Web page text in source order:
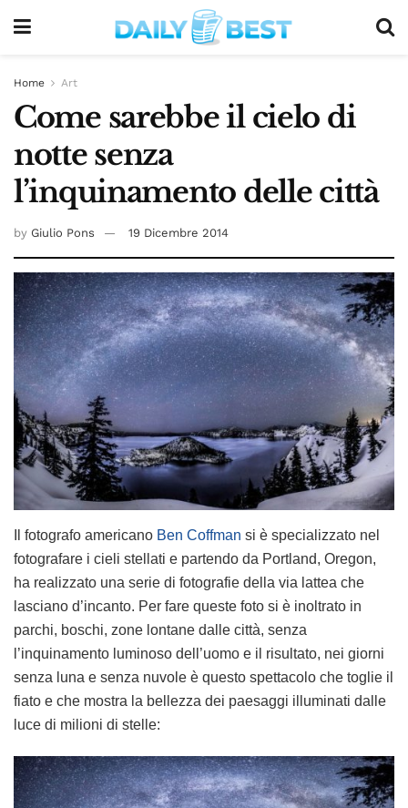
Home Art
Come sarebbe il cielo di
notte senza
l’inquinamento delle città
by Giulio Pons 19 Dicembre 2014
Il fotografo americano Ben Coffman si è specializzato nel
fotografare i cieli stellati e partendo da Portland, Oregon,
ha realizzato una serie di fotografie della via lattea che
lasciano d’incanto. Per fare queste foto si è inoltrato in
parchi, boschi, zone lontane dalle città, senza
l’inquinamento luminoso dell’uomo e il risultato, nei giorni
senza luna e senza nuvole è questo spettacolo che toglie il
fiato e che mostra la bellezza dei paesaggi illuminati dalle
luce di milioni di stelle: